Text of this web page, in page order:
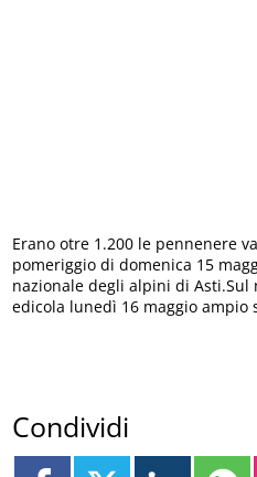
Erano otre 1.200 le pennenere
pomeriggio di domenica 15
nazionale degli alpini di
edicola lunedì 16 maggio ampio
Condividi